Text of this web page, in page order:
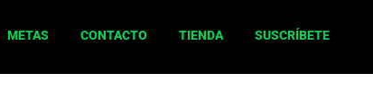
METAS CONTACTO TIENDA SUSCRÍBETE